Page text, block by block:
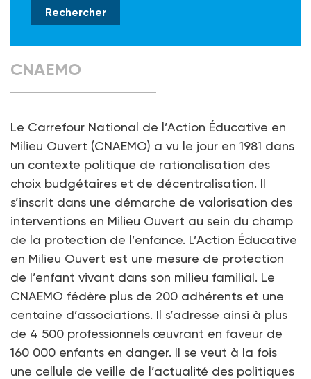
CNAEMO
Le Carrefour National de l’Action Éducative en
Milieu Ouvert (CNAEMO) a vu le jour en 1981 dans
un contexte politique de rationalisation des
choix budgétaires et de décentralisation. Il
s’inscrit dans une démarche de valorisation des
interventions en Milieu Ouvert au sein du champ
de la protection de l’enfance. L’Action Éducative
en Milieu Ouvert est une mesure de protection
de l’enfant vivant dans son milieu familial. Le
CNAEMO fédère plus de 200 adhérents et une
centaine d’associations. Il s’adresse ainsi à plus
de 4 500 professionnels œuvrant en faveur de
160 000 enfants en danger. Il se veut à la fois
une cellule de veille de l’actualité des politiques